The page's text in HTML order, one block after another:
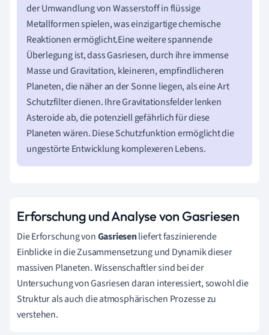
der Umwandlung von Wasserstoff in flüssige
Metallformen spielen, was einzigartige chemische
Reaktionen ermöglicht.Eine weitere spannende
Überlegung ist, dass Gasriesen, durch ihre immense
Masse und Gravitation, kleineren, empfindlicheren
Planeten, die näher an der Sonne liegen, als eine Art
Schutzfilter dienen. Ihre Gravitationsfelder lenken
Asteroide ab, die potenziell gefährlich für diese
Planeten wären. Diese Schutzfunktion ermöglicht die
ungestörte Entwicklung komplexeren Lebens.
Erforschung und Analyse von Gasriesen
Die Erforschung vonGasriesenliefert faszinierende
Einblicke in die Zusammensetzung und Dynamik dieser
massiven Planeten. Wissenschaftler sind bei der
Untersuchung von Gasriesen daran interessiert, sowohl die
Struktur als auch die atmosphärischen Prozesse zu
verstehen.